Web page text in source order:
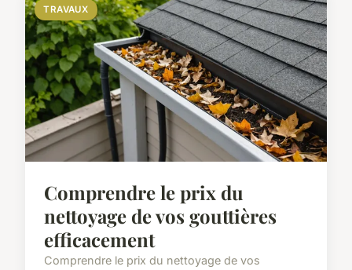
TRAVAUX
Comprendre le prix du
nettoyage de vos gouttières
efficacement
Comprendre le prix du nettoyage de vos